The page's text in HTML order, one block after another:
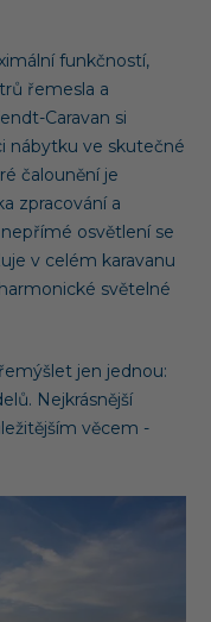
funkčností,
řemesla a
Caravan si
nábytku ve skutečné
čalounění je
zpracování a
osvětlení se
v celém karavanu
světelné
jen jednou:
Nejkrásnější
věcem -